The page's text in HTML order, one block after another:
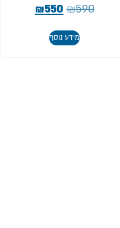
₪590
₪550
מידע נוסף